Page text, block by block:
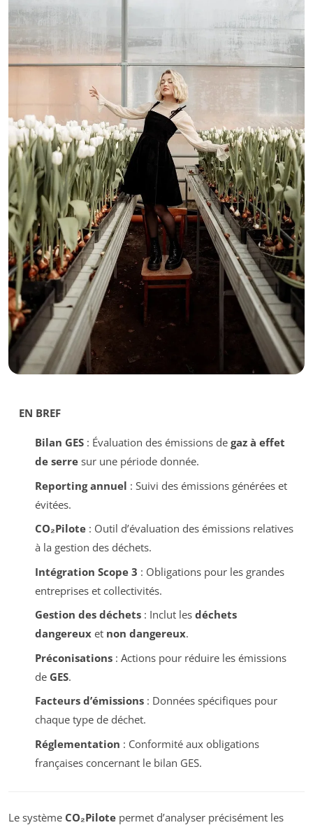
EN BREF
Bilan GES: Évaluation des émissions de gaz à effet
de serresur une période donnée.
Reporting annuel : Suivi des émissions générées et
évitées.
CO₂Pilote: Outil d’évaluation des émissions relatives
à la gestion des déchets.
Intégration Scope 3 : Obligations pour les grandes
entreprises et collectivités.
Gestion des déchets: Inclut les déchets
dangereuxet non dangereux.
Préconisations: Actions pour réduire les émissions
de GES.
Facteurs d’émissions: Données spécifiques pour
chaque type de déchet.
Réglementation : Conformité aux obligations
françaises concernant le bilan GES.
Le système CO₂Pilote permet d’analyser précisément les